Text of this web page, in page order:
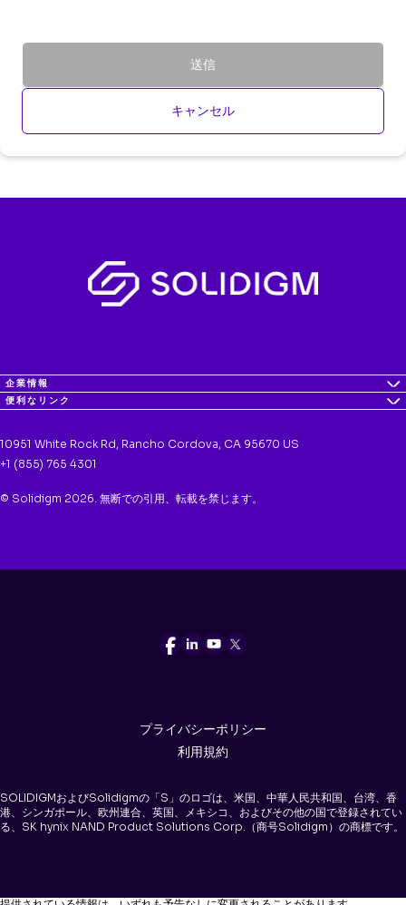
送信
キャンセル
企業情報
便利なリンク
10951 White Rock Rd, Rancho Cordova, CA 95670 US
+1 (855) 765 4301
© Solidigm 2026. 無断での引用、転載を禁じます。
プライバシーポリシー
利用規約
SOLIDIGMおよびSolidigmの「S」のロゴは、米国、中華人民共和国、台湾、香
港、シンガポール、欧州連合、英国、メキシコ、およびその他の国で登録されてい
る、SK hynix NAND Product Solutions Corp.（商号Solidigm）の商標です。